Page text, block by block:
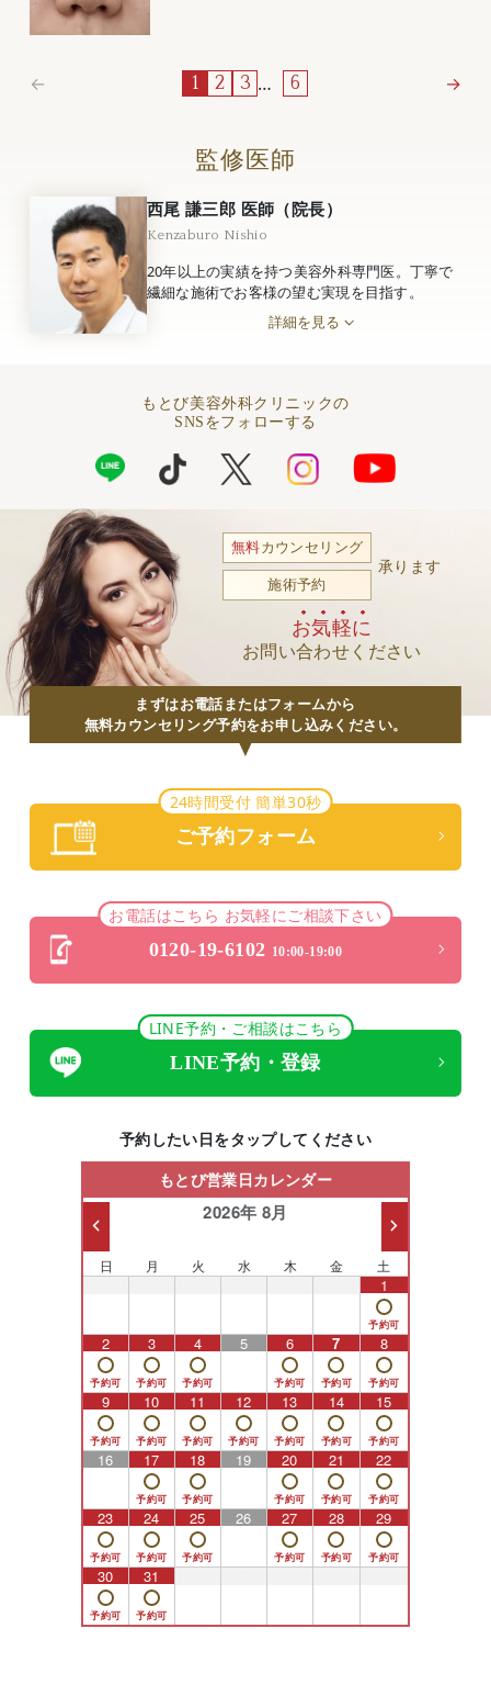
← 1 2 3 … 6 →
監修医師
西尾 謙三郎 医師（院長）
Kenzaburo Nishio
20年以上の実績を持つ美容外科専門医。丁寧で
繊細な施術でお客様の望む実現を目指す。
詳細を見る
もとび美容外科クリニックの
SNSをフォローする
無料カウンセリング
施術予約
承ります
お気軽に
お問い合わせください
まずはお電話またはフォームから
無料カウンセリング予約をお申し込みください。
24時間受付 簡単30秒
ご予約フォーム
お電話はこちら お気軽にご相談下さい
0120-19-6102 10:00-19:00
LINE予約・ご相談はこちら
LINE予約・登録
予約したい日をタップしてください
もとび営業日カレンダー
2026年 8月
日 月 火 水 木 金 土
1
2 3 4 5 6 7 8
9 10 11 12 13 14 15
16 17 18 19 20 21 22
23 24 25 26 27 28 29
30 31